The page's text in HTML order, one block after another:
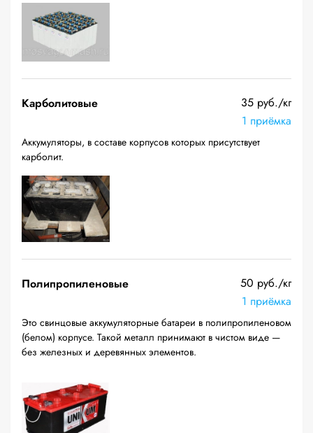
Карболитовые
35 руб./кг
1 приёмка
Аккумуляторы, в составе корпусов которых присутствует
карболит.
Полипропиленовые
50 руб./кг
1 приёмка
Это свинцовые аккумуляторные батареи в полипропиленовом
(белом) корпусе. Такой металл принимают в чистом виде —
без железных и деревянных элементов.